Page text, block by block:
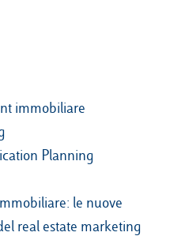
immobiliare
Planning
le nuove
real estate marketing